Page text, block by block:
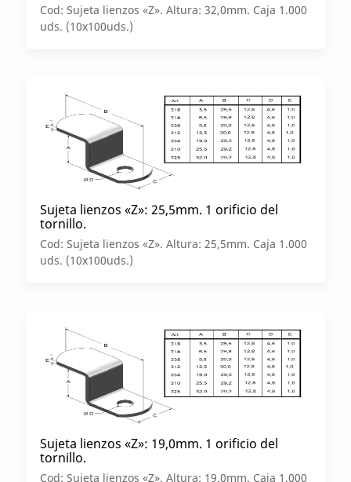
Cod: Sujeta lienzos «Z». Altura: 32,0mm. Caja 1.000
uds. (10x100uds.)
Sujeta lienzos «Z»: 25,5mm. 1 orificio del
tornillo.
Cod: Sujeta lienzos «Z». Altura: 25,5mm. Caja 1.000
uds. (10x100uds.)
Sujeta lienzos «Z»: 19,0mm. 1 orificio del
tornillo.
Cod: Sujeta lienzos «Z». Altura: 19,0mm. Caja 1.000